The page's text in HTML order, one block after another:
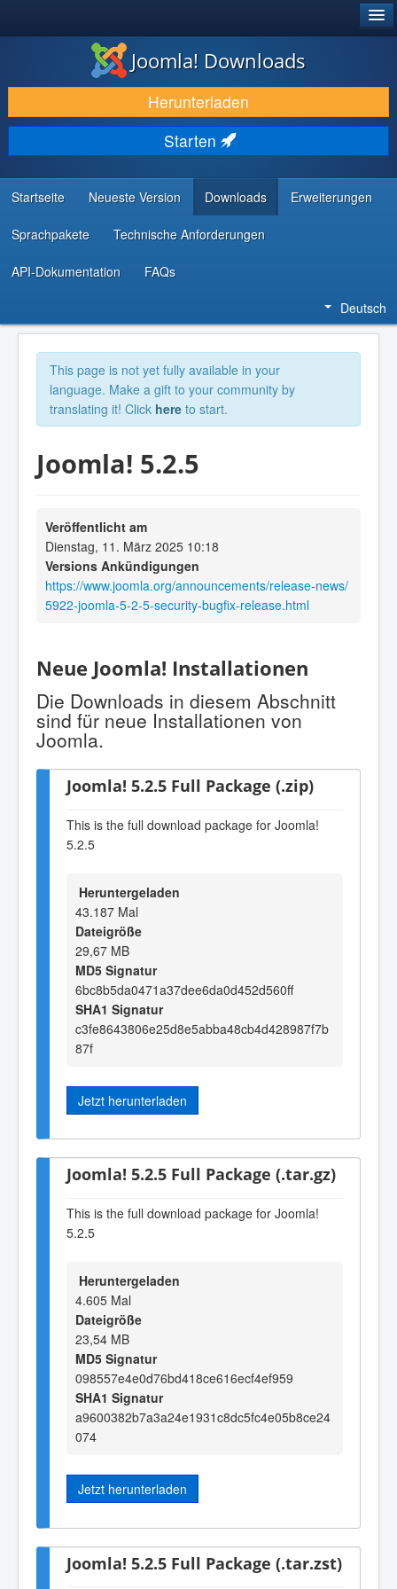
DOWNLOAD & ERWEITERN
ENTDECKEN & LERNEN
COMMUNITY & SUPPORT
RESSOURCEN FÜR ENTWICKLER
Joomla! Downloads
Herunterladen
Starten
Startseite Neueste Version Downloads Erweiterungen
Sprachpakete Technische Anforderungen
API-Dokumentation FAQs
Deutsch
This page is not yet fully available in your
language. Make a gift to your community by
translating it! Click here to start.
Joomla! 5.2.5
Veröffentlicht am
Dienstag, 11. März 2025 10:18
Versions Ankündigungen
https://www.joomla.org/announcements/release-news/
5922-joomla-5-2-5-security-bugfix-release.html
Neue Joomla! Installationen
Die Downloads in diesem Abschnitt
sind für neue Installationen von
Joomla.
Joomla! 5.2.5 Full Package (.zip)
This is the full download package for Joomla!
5.2.5
Heruntergeladen
43.187 Mal
Dateigröße
29,67 MB
MD5 Signatur
6bc8b5da0471a37dee6da0d452d560ff
SHA1 Signatur
c3fe8643806e25d8e5abba48cb4d428987f7b
87f
Jetzt herunterladen
Joomla! 5.2.5 Full Package (.tar.gz)
This is the full download package for Joomla!
5.2.5
Heruntergeladen
4.605 Mal
Dateigröße
23,54 MB
MD5 Signatur
098557e4e0d76bd418ce616ecf4ef959
SHA1 Signatur
a9600382b7a3a24e1931c8dc5fc4e05b8ce24
074
Jetzt herunterladen
Joomla! 5.2.5 Full Package (.tar.zst)